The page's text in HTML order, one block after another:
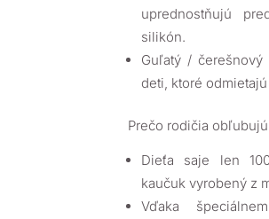
uprednostňujú
silikón.
Guľatý /
deti, ktoré
Prečo rodičia
Dieťa saje len
kaučuk vyrobený z
Vďaka